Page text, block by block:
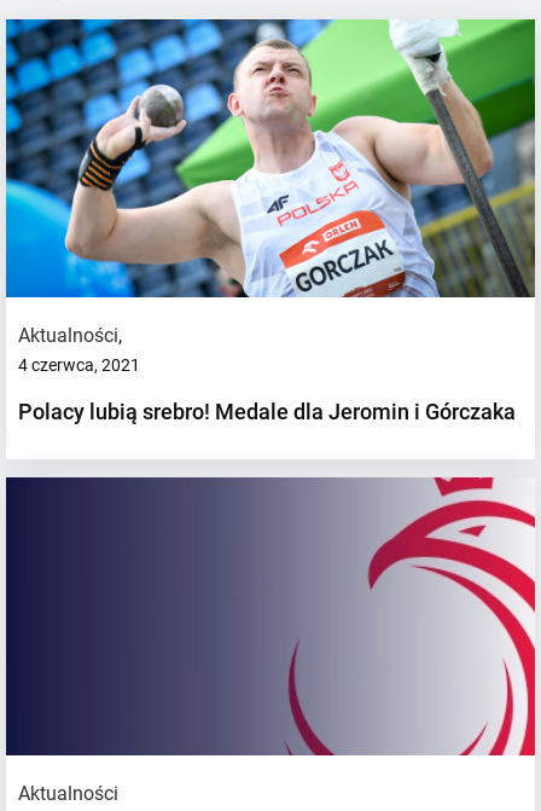
Aktualności,
4 czerwca, 2021
Polacy lubią srebro! Medale dla Jeromin i Górczaka
Aktualności